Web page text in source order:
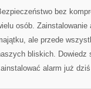
bez
osób.
ale przede
bliskich. Dowiedz
alarm już